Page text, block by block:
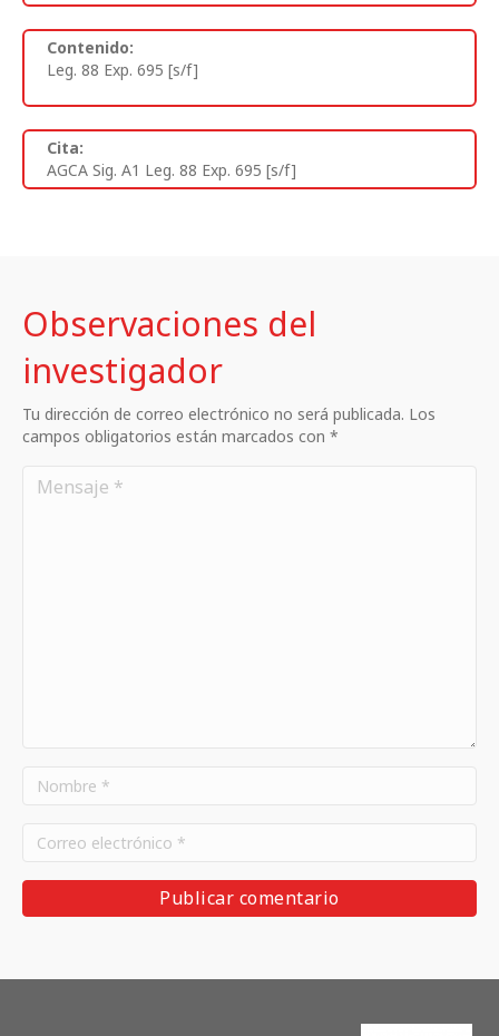
Contenido:
Leg. 88 Exp. 695 [s/f]
Cita:
AGCA Sig. A1 Leg. 88 Exp. 695 [s/f]
Observaciones del
investigador
Tu dirección de correo electrónico no será publicada. Los
campos obligatorios están marcados con *